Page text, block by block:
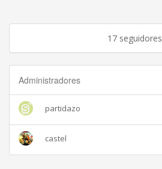
17 seguidores
Administradores
partidazo
castel